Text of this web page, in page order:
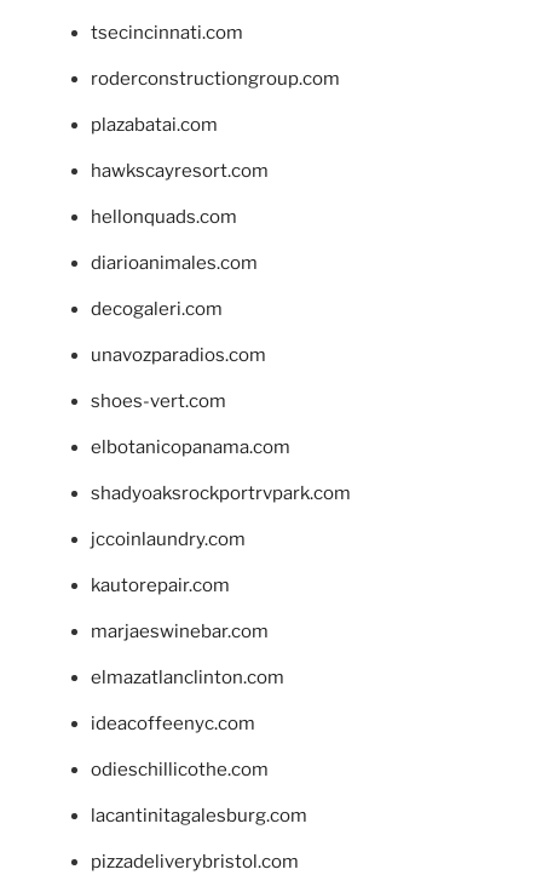
tsecincinnati.com
roderconstructiongroup.com
plazabatai.com
hawkscayresort.com
hellonquads.com
diarioanimales.com
decogaleri.com
unavozparadios.com
shoes-vert.com
elbotanicopanama.com
shadyoaksrockportrvpark.com
jccoinlaundry.com
kautorepair.com
marjaeswinebar.com
elmazatlanclinton.com
ideacoffeenyc.com
odieschillicothe.com
lacantinitagalesburg.com
pizzadeliverybristol.com